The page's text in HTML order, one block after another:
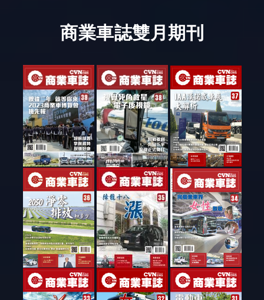
商業車誌雙月期刊